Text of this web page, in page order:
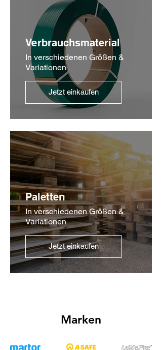
Verbrauchsmaterial
In verschiedenen Größen &
Variationen
Jetzt einkaufen
Paletten
In verschiedenen Größen &
Variationen
Jetzt einkaufen
Marken